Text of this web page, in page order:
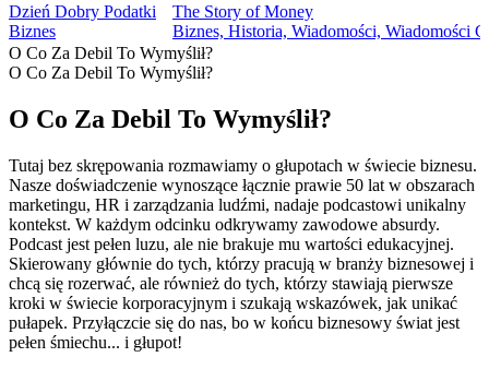
Dzień Dobry Podatki
Biznes
The Story of Money
Biznes, Historia, Wiadomości, Wiadomości
O Co Za Debil To Wymyślił?
O Co Za Debil To Wymyślił?
O Co Za Debil To Wymyślił?
Tutaj bez skrępowania rozmawiamy o głupotach w świecie biznesu.
Nasze doświadczenie wynoszące łącznie prawie 50 lat w obszarach
marketingu, HR i zarządzania ludźmi, nadaje podcastowi unikalny
kontekst. W każdym odcinku odkrywamy zawodowe absurdy.
Podcast jest pełen luzu, ale nie brakuje mu wartości edukacyjnej.
Skierowany głównie do tych, którzy pracują w branży biznesowej i
chcą się rozerwać, ale również do tych, którzy stawiają pierwsze
kroki w świecie korporacyjnym i szukają wskazówek, jak unikać
pułapek. Przyłączcie się do nas, bo w końcu biznesowy świat jest
pełen śmiechu... i głupot!